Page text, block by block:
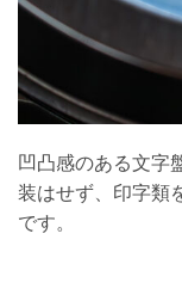
凹凸感のある文字
装はせず、印字類
です。